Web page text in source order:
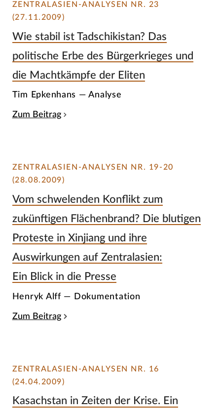
ZENTRALASIEN-ANALYSEN NR. 23
(27.11.2009)
Wie stabil ist Tadschikistan? Das
politische Erbe des Bürgerkrieges und
die Machtkämpfe der Eliten
Tim Epkenhans — Analyse
Zum Beitrag
ZENTRALASIEN-ANALYSEN NR. 19-20
(28.08.2009)
Vom schwelenden Konflikt zum
zukünftigen Flächenbrand? Die blutigen
Proteste in Xinjiang und ihre
Auswirkungen auf Zentralasien:
Ein Blick in die Presse
Henryk Alff — Dokumentation
Zum Beitrag
ZENTRALASIEN-ANALYSEN NR. 16
(24.04.2009)
Kasachstan in Zeiten der Krise. Ein